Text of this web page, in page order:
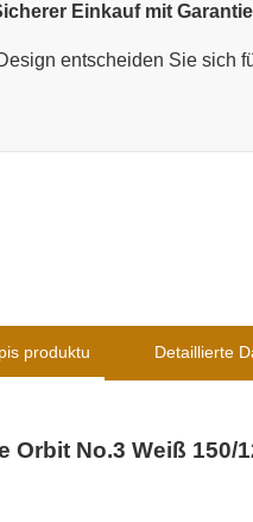
Einkauf mit
entscheiden Sie sich
produktu Detaillierte
Orbit No.3 Weiß